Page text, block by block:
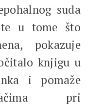
suda
u tome što
pokazuje
knjigu u
i pomaže
pri